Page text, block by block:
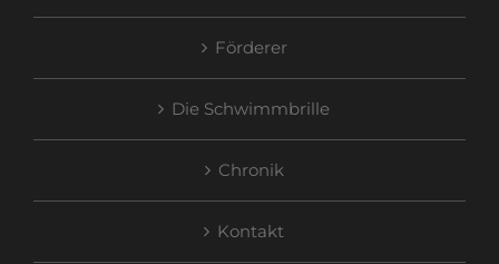
Förderer
Die Schwimmbrille
Chronik
Kontakt